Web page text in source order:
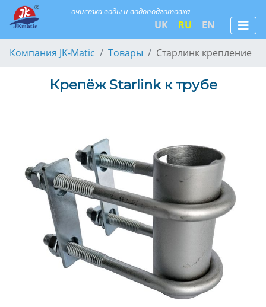
очистка воды и водоподготовка
UK RU EN
Компания JK-Matic Товары Старлинк крепление
Крепёж Starlink к трубе